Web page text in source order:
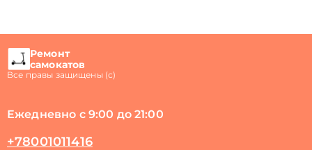
Ремонт
самокатов
Все правы защищены (с)
Ежедневно с 9:00 до 21:00
+78001011416